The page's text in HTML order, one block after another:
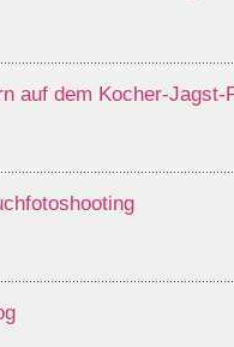
auf dem Kocher-Jagst-